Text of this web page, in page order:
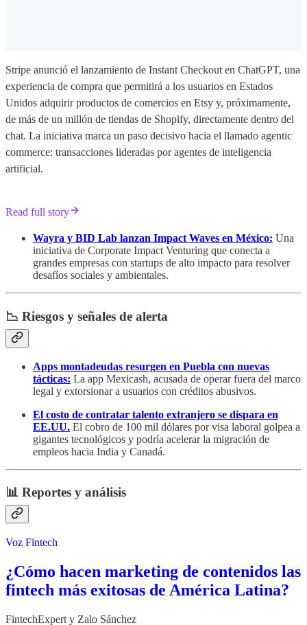
Stripe anunció el lanzamiento de Instant Checkout en ChatGPT, una
experiencia de compra que permitirá a los usuarios en Estados
Unidos adquirir productos de comercios en Etsy y, próximamente,
de más de un millón de tiendas de Shopify, directamente dentro del
chat. La iniciativa marca un paso decisivo hacia el llamado agentic
commerce: transacciones lideradas por agentes de inteligencia
artificial.
Read full story
Wayra y BID Lab lanzan Impact Waves en México: Una
iniciativa de Corporate Impact Venturing que conecta a
grandes empresas con startups de alto impacto para resolver
desafíos sociales y ambientales.
📉 Riesgos y señales de alerta
Apps montadeudas resurgen en Puebla con nuevas
tácticas: La app Mexicash, acusada de operar fuera del marco
legal y extorsionar a usuarios con créditos abusivos.
El costo de contratar talento extranjero se dispara en
EE.UU. El cobro de 100 mil dólares por visa laboral golpea a
gigantes tecnológicos y podría acelerar la migración de
empleos hacia India y Canadá.
📊 Reportes y análisis
Voz Fintech
¿Cómo hacen marketing de contenidos las
fintech más exitosas de América Latina?
FintechExpert y Zalo Sánchez